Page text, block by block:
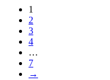
1
2
3
4
…
7
→